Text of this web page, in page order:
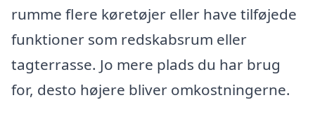
rumme flere køretøjer eller have tilføjede
funktioner som redskabsrum eller
tagterrasse. Jo mere plads du har brug
for, desto højere bliver omkostningerne.